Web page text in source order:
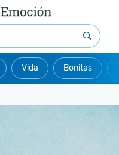
Vida Bonitas